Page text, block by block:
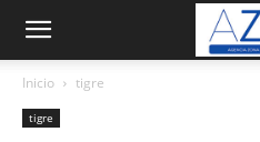
Inicio tigre
tigre